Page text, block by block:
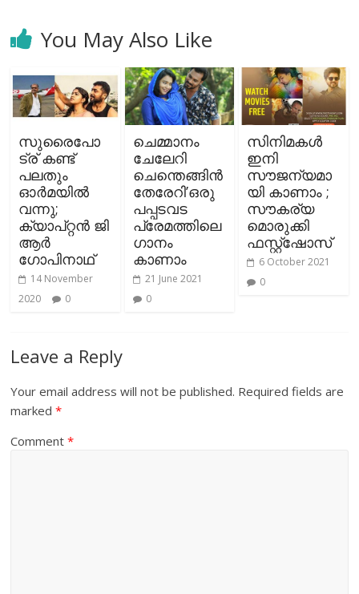
You May Also Like
സുരൈപോ
ട്ര് കണ്ട്
പലതും
ഓര്‍മയില്‍
വന്നു;
ക്യാപ്റ്റന്‍ ജി
ആര്‍
ഗോപിനാഥ്
14 November
2020
0
ചെമ്മാനം
ചേലേറി
ചെന്തെങ്ങിന്‍
തേരേറി’ഒരു
പപ്പടവട
പ്രേമത്തിലെ
ഗാനം
കാണാം
21 June 2021
0
സിനിമകള്‍
ഇനി
സൗജന്യമാ
യി കാണാം ;
സൗകര്യ
മൊരുക്കി
ഫസ്റ്റ്ഷോസ്
6 October 2021
0
Leave a Reply
Your email address will not be published. Required fields are
marked*
Comment*